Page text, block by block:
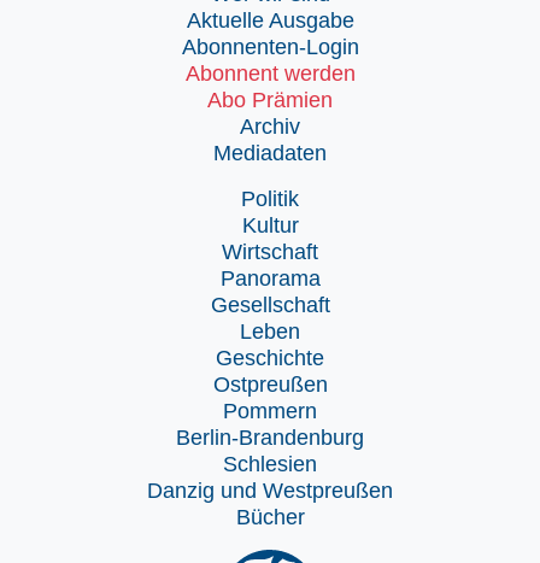
Aktuelle Ausgabe
Abonnenten-Login
Abonnent werden
Abo Prämien
Archiv
Mediadaten
Politik
Kultur
Wirtschaft
Panorama
Gesellschaft
Leben
Geschichte
Ostpreußen
Pommern
Berlin-Brandenburg
Schlesien
Danzig und Westpreußen
Bücher